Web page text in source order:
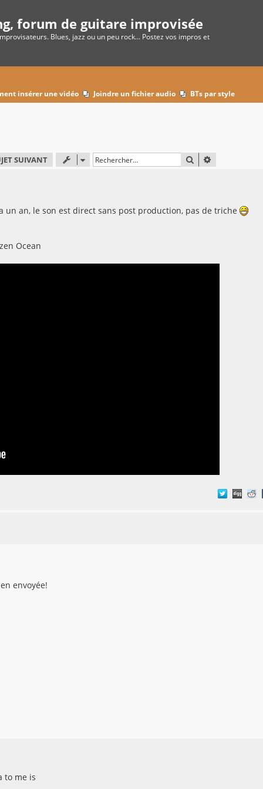
forum de guitare improvisée
Blues, jazz ou un peu rock... Postez vos impros et
insérer une vidéo Joindre un fichier audio BTs par style
SUIVANT RECHERCHER
un an, le son est direct sans post production, pas de triche
Ocean
envoyée!
to me is